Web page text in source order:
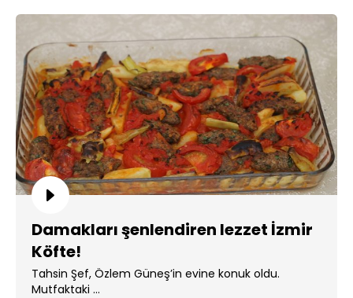
Damakları şenlendiren lezzet İzmir
Köfte!
Tahsin Şef, Özlem Güneş’in evine konuk oldu.
Mutfaktaki ...